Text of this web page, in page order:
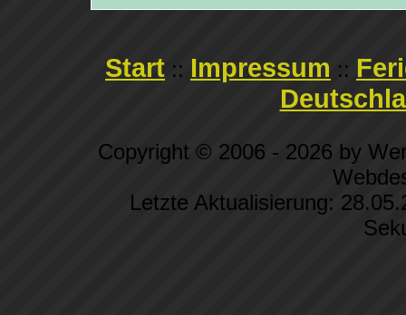
Start :: Impressum ::
Copyright © 2006 - 2026 by
Letzte Aktualisierung: